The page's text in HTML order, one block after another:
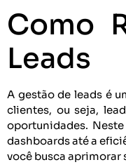
Como
Leads
A gestão de leads é
clientes, ou seja,
oportunidades.
dashboards até a
você busca aprimorar